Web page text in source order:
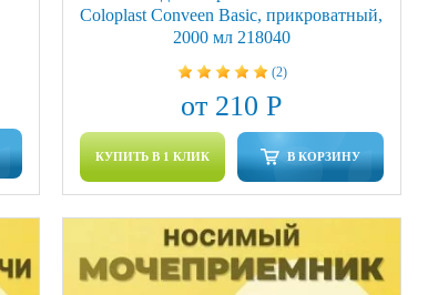
Coloplast Conveen Basic, прикроватный,
2000 мл 218040
(2)
от 210 Р
КУПИТЬ В 1 КЛИК В КОРЗИНУ